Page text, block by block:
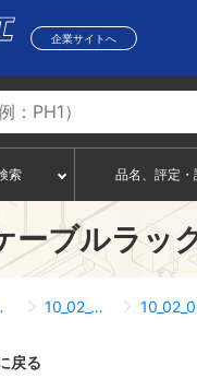
企業サイトへ
索 品名、評定
ーブルラッ
ク 10_02_QRタイプ
戻る